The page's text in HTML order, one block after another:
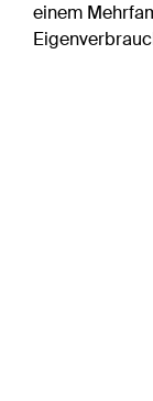
einem